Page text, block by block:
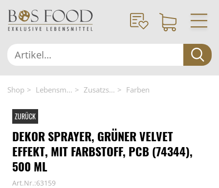
Shop Lebensm... Zusatzs... Farben
ZURÜCK
DEKOR SPRAYER, GRÜNER VELVET
EFFEKT, MIT FARBSTOFF, PCB (74344),
500 ML
Art.Nr.:63159